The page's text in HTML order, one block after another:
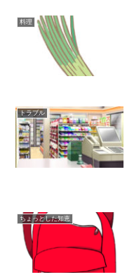
料理
トラブル
ちょっとした知恵